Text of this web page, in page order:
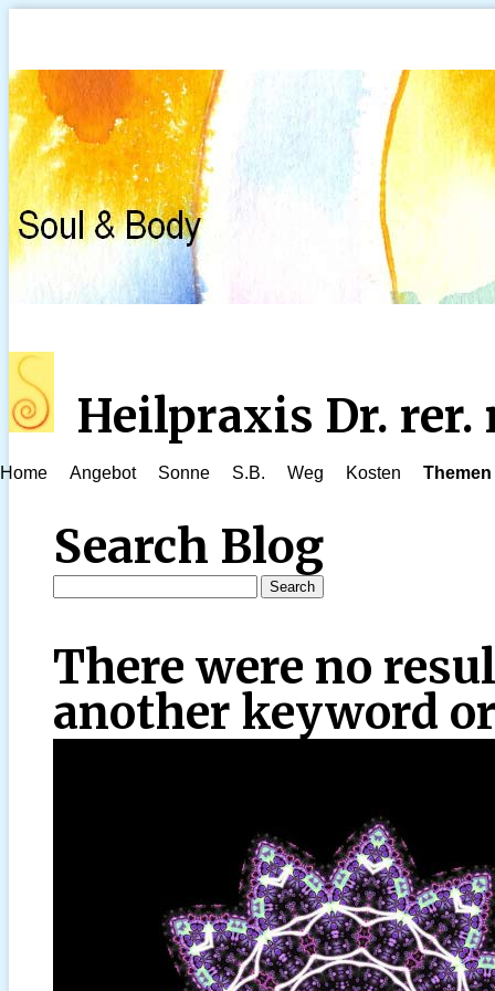
Heilpraxis Dr. rer.
Home Angebot Sonne S.B. Weg Kosten Themen
Search Blog
There were no
another keyword